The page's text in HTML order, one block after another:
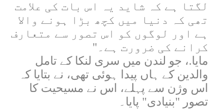
لگتا ہے کہ شاید یہ اس بات کی علامت
تھی کہ دنیا میں کچھ بڑا ہونے والا
ہے اور لوگوں کو اس تصور سے متعارف
کرانے کی ضرورت ہے۔"
مایا.، جو لندن میں سری لنکا کے تامل
والدین کے ہاں پیدا ہوئی تھی، نے بتایا کہ
اس وژن سے پہلے، اس نے مسیحیت کا
تصور "بنیادی" پایا۔